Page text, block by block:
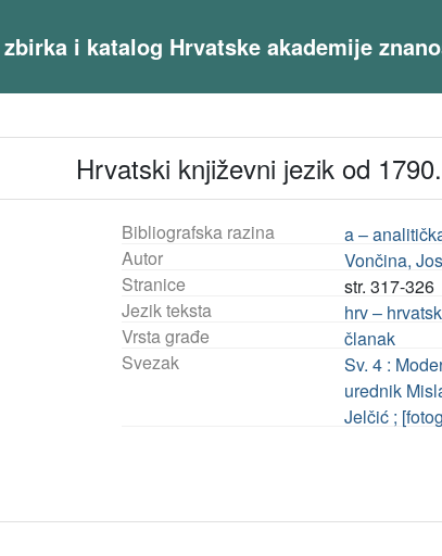
i katalog Hrvatske akademije
Hrvatski književni jezik od
Bibliografska razina
a –
Autor
Vončina,
Stranice
str. 317-326
Jezik teksta
hrv –
Vrsta građe
članak
Svezak
Sv. 4 :
urednik
Jelčić ;